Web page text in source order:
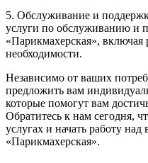
5. Обслуживание и
услуги по обслуживанию и
«Парикмахерская»,
необходимости.
Независимо от ваших
предложить вам
которые помогут вам
Обратитесь к нам сегодня,
услугах и начать работу
«Парикмахерская».